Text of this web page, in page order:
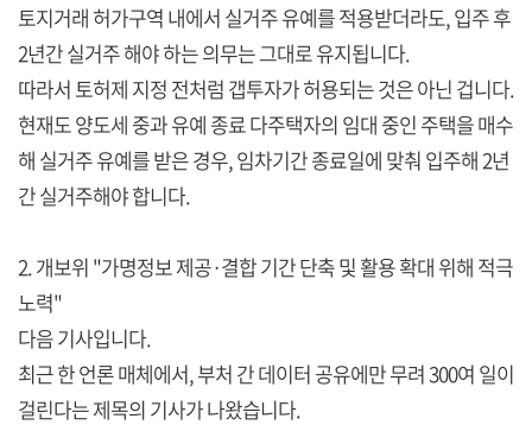
토지거래 허가구역 내에서 실거주 유예를 적용받더라도, 입주 후
2년간 실거주 해야 하는 의무는 그대로 유지됩니다.
따라서 토허제 지정 전처럼 갭투자가 허용되는 것은 아닌 겁니다.
현재도 양도세 중과 유예 종료 다주택자의 임대 중인 주택을 매수
해 실거주 유예를 받은 경우, 임차기간 종료일에 맞춰 입주해 2년
간 실거주해야 합니다.
2. 개보위 "가명정보 제공·결합 기간 단축 및 활용 확대 위해 적극
노력"
다음 기사입니다.
최근 한 언론 매체에서, 부처 간 데이터 공유에만 무려 300여 일이
걸린다는 제목의 기사가 나왔습니다.